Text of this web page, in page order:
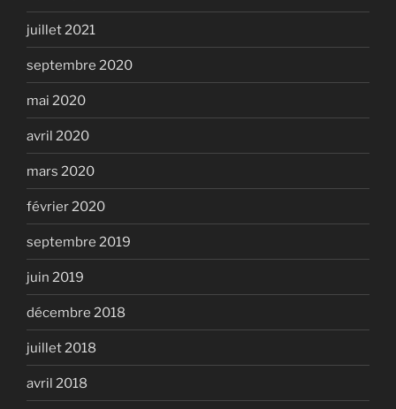
juillet 2021
septembre 2020
mai 2020
avril 2020
mars 2020
février 2020
septembre 2019
juin 2019
décembre 2018
juillet 2018
avril 2018